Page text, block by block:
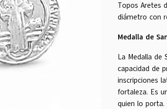
Topos Aretes
diámetro con
Medalla de
La Medalla de
capacidad de
inscripciones
fortaleza. Es
quien lo porta.